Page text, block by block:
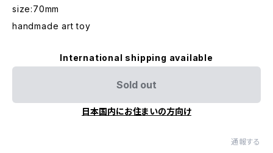
size:70mm
handmade art toy
International shipping available
Sold out
日本国内にお住まいの方向け
通報する